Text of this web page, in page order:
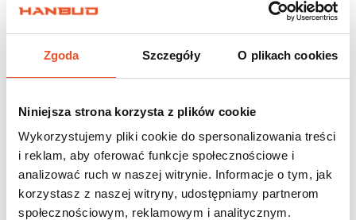
Zgoda Szczegóły O plikach cookies
Niniejsza strona korzysta z plików cookie
Wykorzystujemy pliki cookie do spersonalizowania treści
i reklam, aby oferować funkcje społecznościowe i
analizować ruch w naszej witrynie. Informacje o tym, jak
korzystasz z naszej witryny, udostępniamy partnerom
społecznościowym, reklamowym i analitycznym.